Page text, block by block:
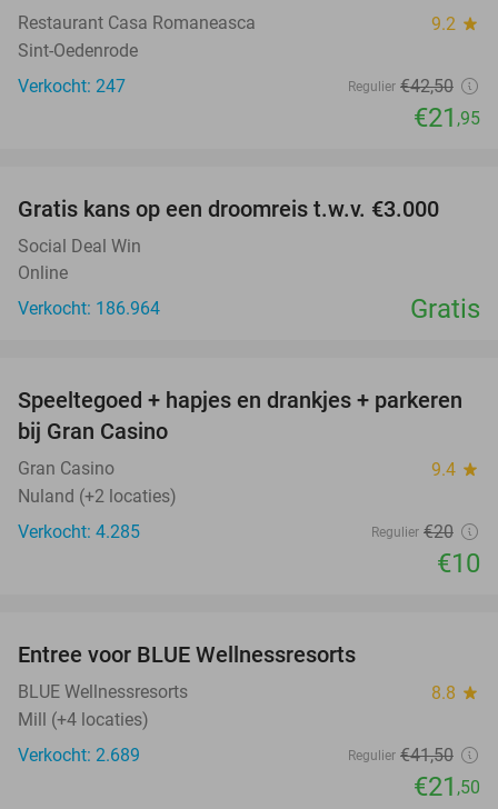
Restaurant Casa Romaneasca 9.2 star
Sint-Oedenrode
Verkocht: 247
Regulier €42,50
€21 ,95
Gratis kans op een droomreis t.w.v. €3.000
Social Deal Win
Online
Verkocht: 186.964
Gratis
50%
Speeltegoed + hapjes en drankjes + parkeren
bij Gran Casino
Gran Casino 9.4 star
Nuland (+2 locaties)
Verkocht: 4.285
Regulier €20
€10
Entree voor BLUE Wellnessresorts
BLUE Wellnessresorts 8.8 star
Mill (+4 locaties)
Verkocht: 2.689
Regulier €41,50
€21 ,50